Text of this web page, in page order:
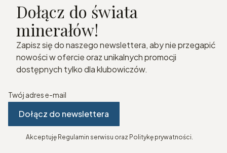
Dołącz do świata
minerałów!
Zapisz się do naszego newslettera, aby nie przegapić
nowości w ofercie oraz unikalnych promocji
dostępnych tylko dla klubowiczów.
Twój adres e-mail
Dołącz do newslettera
Akceptuję Regulamin serwisu oraz Politykę prywatności.